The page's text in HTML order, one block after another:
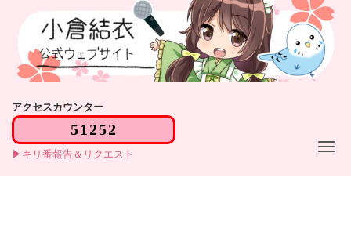
アクセスカウンター
キリ番報告＆リクエスト